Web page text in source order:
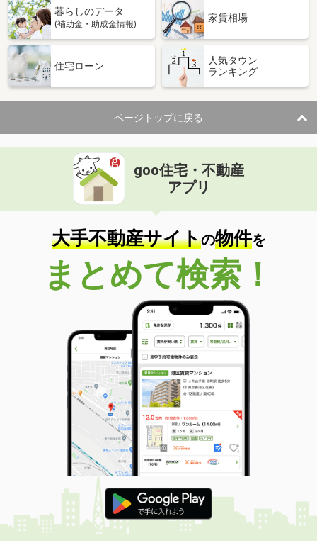
暮らしのデータ
(補助金・助成金情報)
家賃相場
住宅ローン
人気タウン
ランキング
ページトップに戻る
goo住宅・不動産
アプリ
大手不動産サイトの物件を
まとめて検索！